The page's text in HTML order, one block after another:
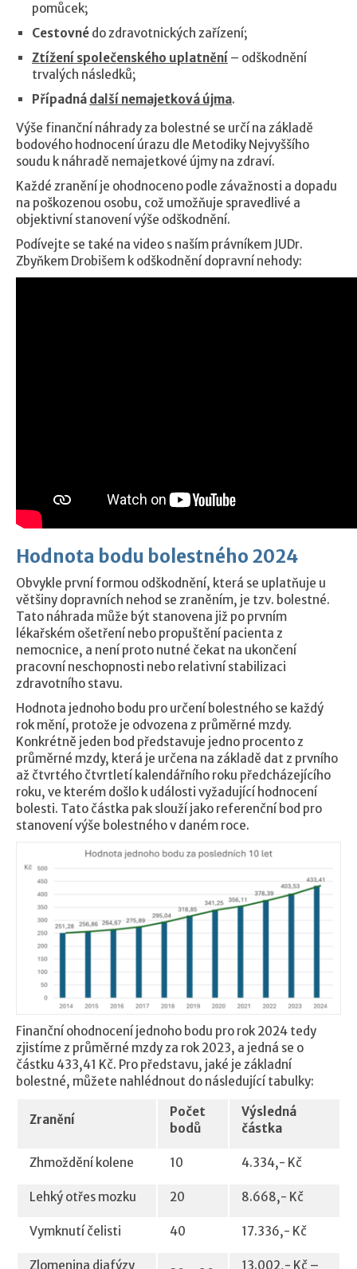
pomůcek;
Cestovné do zdravotnických zařízení;
Ztížení společenského uplatnění – odškodnění
trvalých následků;
Případná další nemajetková újma.
Výše finanční náhrady za bolestné se určí na základě
bodového hodnocení úrazu dle Metodiky Nejvyššího
soudu k náhradě nemajetkové újmy na zdraví.
Každé zranění je ohodnoceno podle závažnosti a dopadu
na poškozenou osobu, což umožňuje spravedlivé a
objektivní stanovení výše odškodnění.
Podívejte se také na video s naším právníkem JUDr.
Zbyňkem Drobišem k odškodnění dopravní nehody:
Hodnota bodu bolestného 2024
Obvykle první formou odškodnění, která se uplatňuje u
většiny dopravních nehod se zraněním, je tzv. bolestné.
Tato náhrada může být stanovena již po prvním
lékařském ošetření nebo propuštění pacienta z
nemocnice, a není proto nutné čekat na ukončení
pracovní neschopnosti nebo relativní stabilizaci
zdravotního stavu.
Hodnota jednoho bodu pro určení bolestného se každý
rok mění, protože je odvozena z průměrné mzdy.
Konkrétně jeden bod představuje jedno procento z
průměrné mzdy, která je určena na základě dat z prvního
až čtvrtého čtvrtletí kalendářního roku předcházejícího
roku, ve kterém došlo k události vyžadující hodnocení
bolesti. Tato částka pak slouží jako referenční bod pro
stanovení výše bolestného v daném roce.
Finanční ohodnocení jednoho bodu pro rok 2024 tedy
zjistíme z průměrné mzdy za rok 2023, a jedná se o
částku 433,41 Kč. Pro představu, jaké je základní
bolestné, můžete nahlédnout do následující tabulky:
Zranění
Počet
bodů
Výsledná
částka
Zhmoždění kolene 10 4.334,- Kč
Lehký otřes mozku 20 8.668,- Kč
Vymknutí čelisti 40 17.336,- Kč
Zlomenina diafýzy 13.002,- Kč –